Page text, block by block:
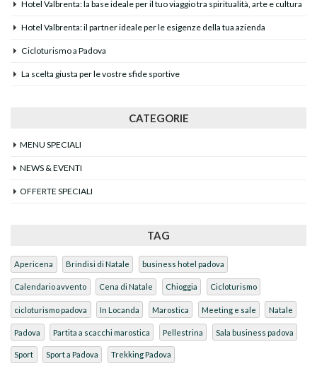
Hotel Valbrenta: la base ideale per il tuo viaggio tra spiritualità, arte e cultura
Hotel Valbrenta: il partner ideale per le esigenze della tua azienda
Cicloturismo a Padova
La scelta giusta per le vostre sfide sportive
CATEGORIE
MENU SPECIALI
NEWS & EVENTI
OFFERTE SPECIALI
TAG
Apericena Brindisi di Natale business hotel padova
Calendario avvento Cena di Natale Chioggia Cicloturismo
cicloturismo padova In Locanda Marostica Meeting e sale Natale
Padova Partita a scacchi marostica Pellestrina Sala business padova
Sport Sport a Padova Trekking Padova